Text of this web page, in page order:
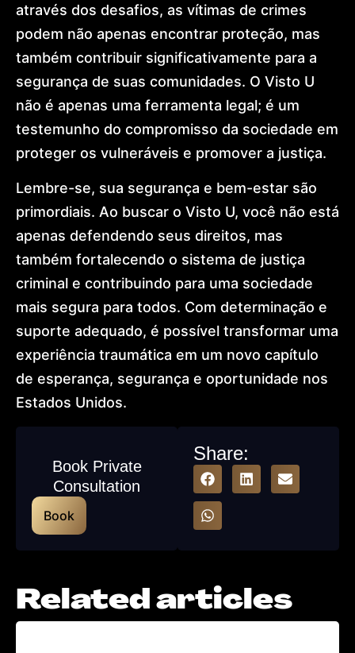
Book Private
Consultation
Book
Share:
através dos desafios, as vítimas de crimes
podem não apenas encontrar proteção, mas
também contribuir significativamente para a
segurança de suas comunidades. O Visto U
não é apenas uma ferramenta legal; é um
testemunho do compromisso da sociedade em
proteger os vulneráveis e promover a justiça.
Lembre-se, sua segurança e bem-estar são
primordiais. Ao buscar o Visto U, você não está
apenas defendendo seus direitos, mas
também fortalecendo o sistema de justiça
criminal e contribuindo para uma sociedade
mais segura para todos. Com determinação e
suporte adequado, é possível transformar uma
experiência traumática em um novo capítulo
de esperança, segurança e oportunidade nos
Estados Unidos.
Related articles